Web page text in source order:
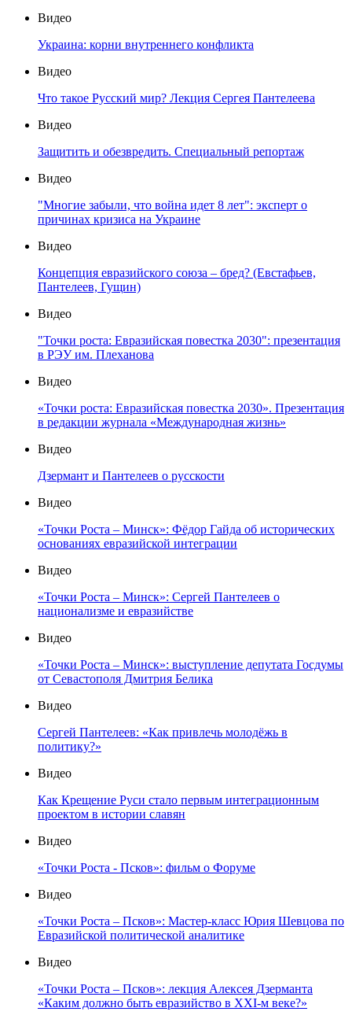
Видео
Украина: корни внутреннего конфликта
Видео
Что такое Русский мир? Лекция Сергея Пантелеева
Видео
Защитить и обезвредить. Специальный репортаж
Видео
"Многие забыли, что война идет 8 лет": эксперт о
причинах кризиса на Украине
Видео
Концепция евразийского союза – бред? (Евстафьев,
Пантелеев, Гущин)
Видео
"Точки роста: Евразийская повестка 2030": презентация
в РЭУ им. Плеханова
Видео
«Точки роста: Евразийская повестка 2030». Презентация
в редакции журнала «Международная жизнь»
Видео
Дзермант и Пантелеев о русскости
Видео
«Точки Роста – Минск»: Фёдор Гайда об исторических
основаниях евразийской интеграции
Видео
«Точки Роста – Минск»: Сергей Пантелеев о
национализме и евразийстве
Видео
«Точки Роста – Минск»: выступление депутата Госдумы
от Севастополя Дмитрия Белика
Видео
Сергей Пантелеев: «Как привлечь молодёжь в
политику?»
Видео
Как Крещение Руси стало первым интеграционным
проектом в истории славян
Видео
«Точки Роста - Псков»: фильм о Форуме
Видео
«Точки Роста – Псков»: Мастер-класс Юрия Шевцова по
Евразийской политической аналитике
Видео
«Точки Роста – Псков»: лекция Алексея Дзерманта
«Каким должно быть евразийство в XXI-м веке?»